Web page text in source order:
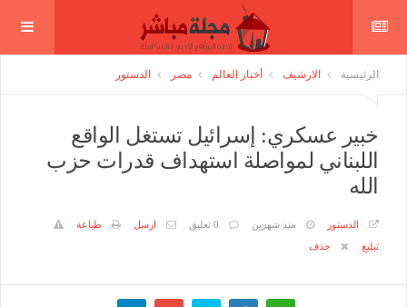
الرئيسية الارشيف أخبار العالم مصر الدستور
خبير عسكري: إسرائيل تستغل الواقع
اللبناني لمواصلة استهداف قدرات حزب
الله
الدستور منذ شهرين 0 تعليق ارسل
طباعة
تبليغ
حذف